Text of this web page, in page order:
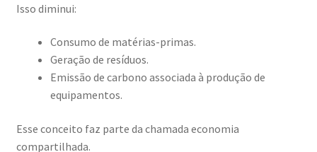
Isso diminui:
Consumo de matérias-primas.
Geração de resíduos.
Emissão de carbono associada à produção de
equipamentos.
Esse conceito faz parte da chamada economia
compartilhada.